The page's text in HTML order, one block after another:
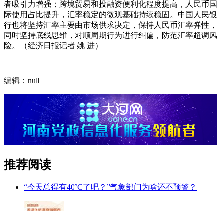
者吸引力增强；跨境贸易和投融资便利化程度提高，人民币国
际使用占比提升，汇率稳定的微观基础持续稳固。中国人民银
行也将坚持汇率主要由市场供求决定，保持人民币汇率弹性，
同时坚持底线思维，对顺周期行为进行纠偏，防范汇率超调风
险。（经济日报记者 姚 进）
编辑：null
推荐阅读
“今天总得有40°C了吧？”气象部门为啥还不预警？